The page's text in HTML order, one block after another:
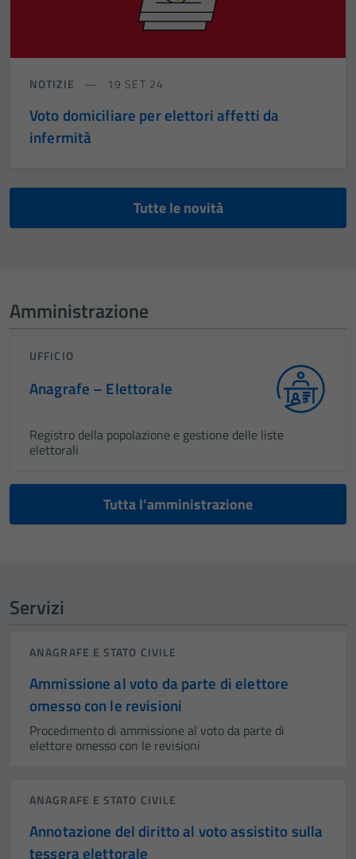
NOTIZIE 19 SET 24
Voto domiciliare per elettori affetti da
infermità
Tutte le novità
Amministrazione
UFFICIO
Anagrafe – Elettorale
Registro della popolazione e gestione delle liste
elettorali
Tutta l’amministrazione
Servizi
ANAGRAFE E STATO CIVILE
Ammissione al voto da parte di elettore
omesso con le revisioni
Procedimento di ammissione al voto da parte di
elettore omesso con le revisioni
ANAGRAFE E STATO CIVILE
Annotazione del diritto al voto assistito sulla
tessera elettorale